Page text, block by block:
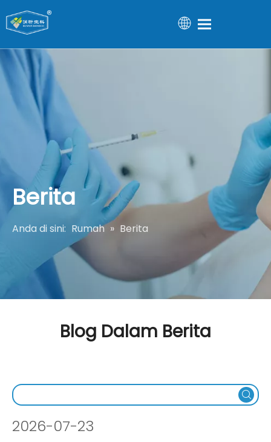
Berita
Anda di sini: Rumah » Berita
Blog Dalam Berita
2026-07-23